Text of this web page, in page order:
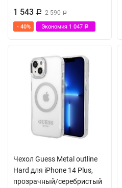
1 543 Р 2 590Р
- 40% Экономия 1 047 Р
Чехол Guess Metal outline
Hard для iPhone 14 Plus,
прозрачный/серебристый